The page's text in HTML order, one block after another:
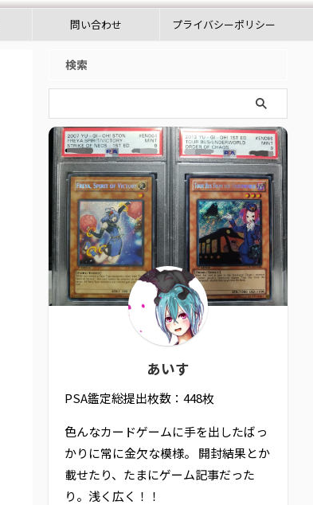
問い合わせ プライバシーポリシー
検索
あいす
PSA鑑定総提出枚数：448枚
色んなカードゲームに手を出したばっ
かりに常に金欠な模様。 開封結果とか
載せたり、たまにゲーム記事だった
り。浅く広く！！